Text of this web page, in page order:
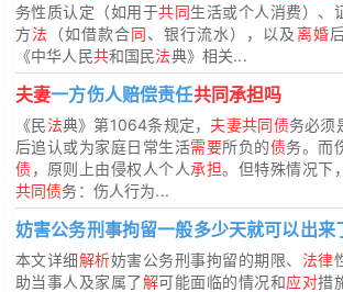
务性质认定（如用于共同生活或个人消费）、
方法 （如借款合同、银行流水），以及 离婚
《中华人民共和国民法典》相关...
夫妻一方伤人赔偿责任共同承担吗
《民法典》第1064条规定， 夫妻共同债务必须
后追认或为家庭日常生活需要所负的债务。而
债 ，原则上由侵权人个人承担。但特殊情况下，
共同债务：伤人行为...
妨害公务刑事拘留一般多少天就可以出来
本文详细解析妨害公务刑事拘留的期限、 法律
助当事人及家属了解可能面临的情况和应对措